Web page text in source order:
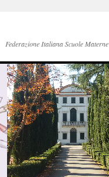
Federazione Italiana Scuole Materne